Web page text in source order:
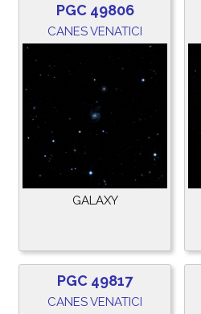
PGC 49806
CANES VENATICI
GALAXY
PGC 49817
CANES VENATICI